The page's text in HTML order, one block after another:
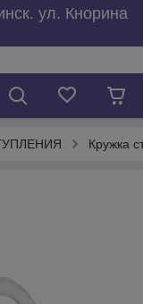
ул. Кнорина
Кружка